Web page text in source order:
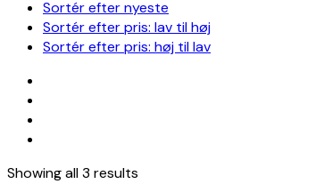
Sortér efter nyeste
Sortér efter pris: lav til høj
Sortér efter pris: høj til lav
Showing all 3 results